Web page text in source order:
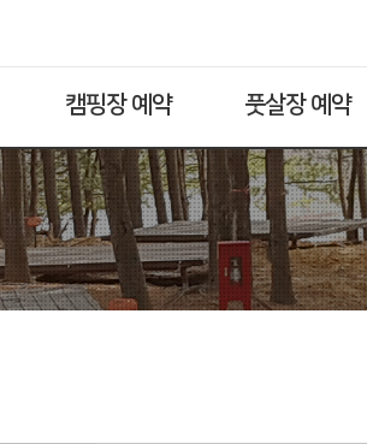
캠핑장 예약 풋살장 예약